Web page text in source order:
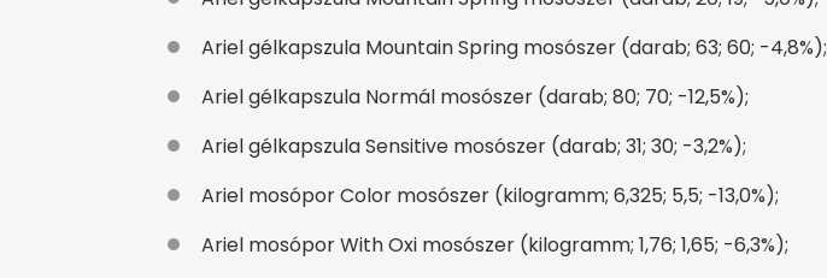
Ariel gélkapszula Mountain Spring mosószer (darab; 63; 60; -4,8%);
Ariel gélkapszula Normál mosószer (darab; 80; 70; -12,5%);
Ariel gélkapszula Sensitive mosószer (darab; 31; 30; -3,2%);
Ariel mosópor Color mosószer (kilogramm; 6,325; 5,5; -13,0%);
Ariel mosópor With Oxi mosószer (kilogramm; 1,76; 1,65; -6,3%);